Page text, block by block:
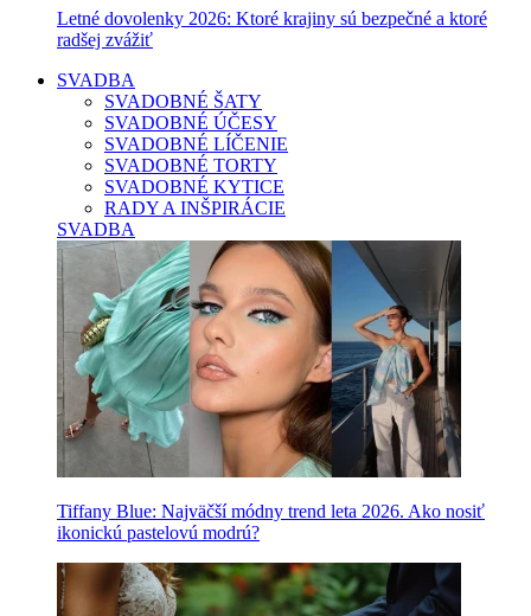
Letné dovolenky 2026: Ktoré krajiny sú bezpečné a ktoré
radšej zvážiť
SVADBA
SVADOBNÉ ŠATY
SVADOBNÉ ÚČESY
SVADOBNÉ LÍČENIE
SVADOBNÉ TORTY
SVADOBNÉ KYTICE
RADY A INŠPIRÁCIE
SVADBA
Tiffany Blue: Najväčší módny trend leta 2026. Ako nosiť
ikonickú pastelovú modrú?